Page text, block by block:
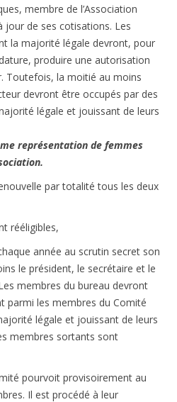
membre de l’Association
jour de ses cotisations. Les
la majorité légale devront, pour
produire une autorisation
Toutefois, la moitié au moins
devront être occupés par des
légale et jouissant de leurs
représentation de femmes
par totalité tous les deux
rééligibles,
année au scrutin secret son
le président, le secrétaire et le
membres du bureau devront
parmi les membres du Comité
légale et jouissant de leurs
membres sortants sont
pourvoit provisoirement au
Il est procédé à leur